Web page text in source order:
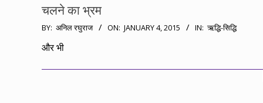
चलने का भ्रम
2015-
01-
BY: अनिल रघुराज ON: JANUARY 4, 2015 IN: ऋद्धि-सिद्धि
और भी